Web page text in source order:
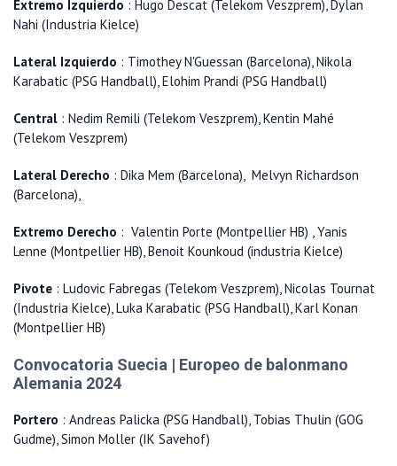
Extremo Izquierdo : Hugo Descat (Telekom Veszprem), Dylan
Nahi (Industria Kielce)
Lateral Izquierdo : Timothey N'Guessan (Barcelona), Nikola
Karabatic (PSG Handball), Elohim Prandi (PSG Handball)
Central : Nedim Remili (Telekom Veszprem), Kentin Mahé
(Telekom Veszprem)
Lateral Derecho : Dika Mem (Barcelona), Melvyn Richardson
(Barcelona),
Extremo Derecho : Valentin Porte (Montpellier HB) , Yanis
Lenne (Montpellier HB), Benoit Kounkoud (industria Kielce)
Pivote : Ludovic Fabregas (Telekom Veszprem), Nicolas Tournat
(Industria Kielce), Luka Karabatic (PSG Handball), Karl Konan
(Montpellier HB)
Convocatoria Suecia | Europeo de balonmano
Alemania 2024
Portero : Andreas Palicka (PSG Handball), Tobias Thulin (GOG
Gudme), Simon Moller (IK Savehof)